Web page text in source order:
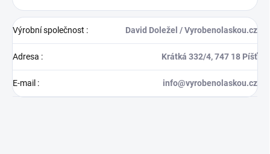
Výrobní společnost : David Doležel / Vyrobenolaskou.cz
Adresa : Krátká 332/4, 747 18 Píšť
E-mail : info@vyrobenolaskou.cz